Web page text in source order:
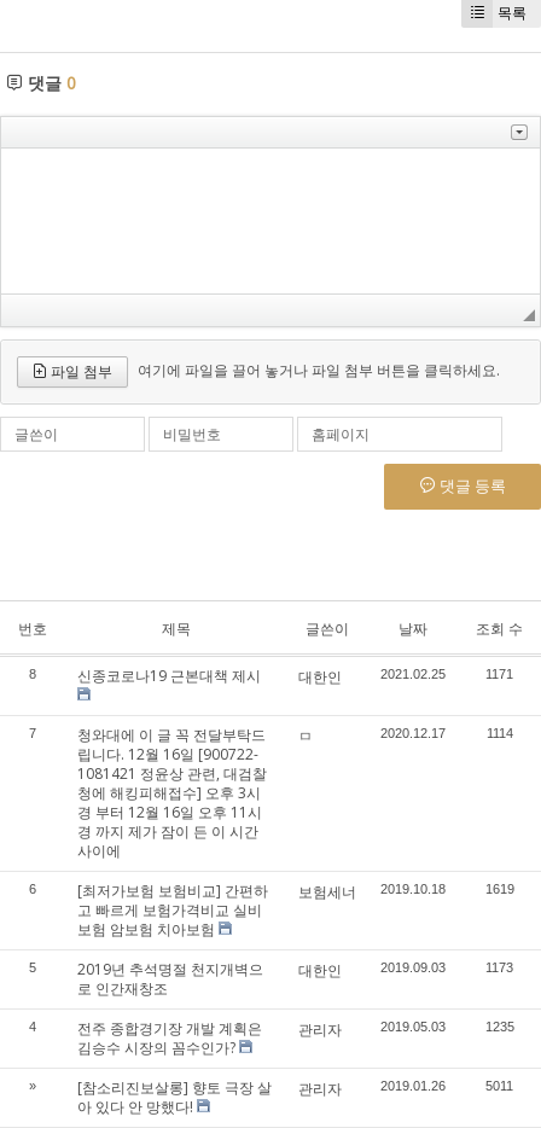
목록
댓글 0
파일 첨부 여기에 파일을 끌어 놓거나 파일 첨부 버튼을 클릭하세요.
글쓴이 비밀번호 홈페이지
댓글 등록
번호 제목 글쓴이 날짜 조회 수
8 신종코로나19 근본대책 제시 대한인 2021.02.25 1171
7
청와대에 이 글 꼭 전달부탁드
립니다. 12월 16일 [900722-
1081421 정윤상 관련, 대검찰
청에 해킹피해접수] 오후 3시
경 부터 12월 16일 오후 11시
경 까지 제가 잠이 든 이 시간
사이에
ㅁ 2020.12.17 1114
6
[최저가보험 보험비교] 간편하
고 빠르게 보험가격비교 실비
보험 암보험 치아보험
보험세너 2019.10.18 1619
5
2019년 추석명절 천지개벽으
로 인간재창조
대한인 2019.09.03 1173
4
전주 종합경기장 개발 계획은
김승수 시장의 꼼수인가?
관리자 2019.05.03 1235
»
[참소리진보살롱] 향토 극장 살
아 있다 안 망했다!
관리자 2019.01.26 5011